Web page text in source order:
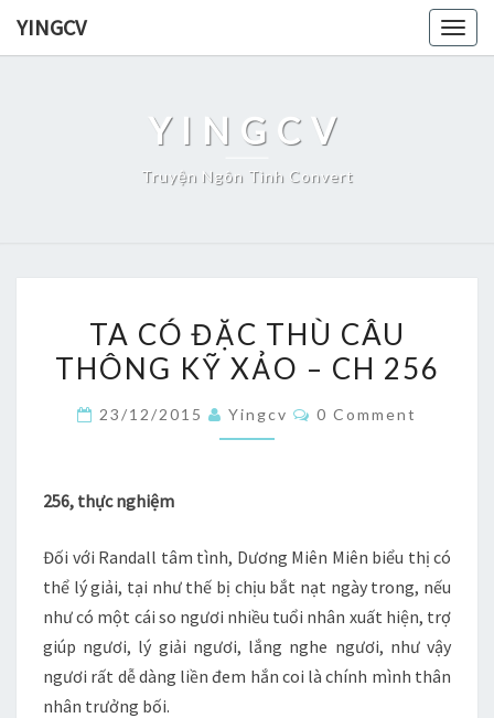
YINGCV
YINGCV
Truyện Ngôn Tình Convert
CÓ
ĐẶC
CÂU
–
CH
256
TA CÓ ĐẶC THÙ CÂU
THÔNG KỸ XẢO – CH 256
23/12/2015 Yingcv Comments
0 Comment
256, thực nghiệm
Đối với Randall tâm tình, Dương Miên Miên biểu thị có
thể lý giải, tại như thế bị chịu bắt nạt ngày trong, nếu
như có một cái so ngươi nhiều tuổi nhân xuất hiện, trợ
giúp ngươi, lý giải ngươi, lắng nghe ngươi, như vậy
ngươi rất dễ dàng liền đem hắn coi là chính mình thân
nhân trưởng bối.